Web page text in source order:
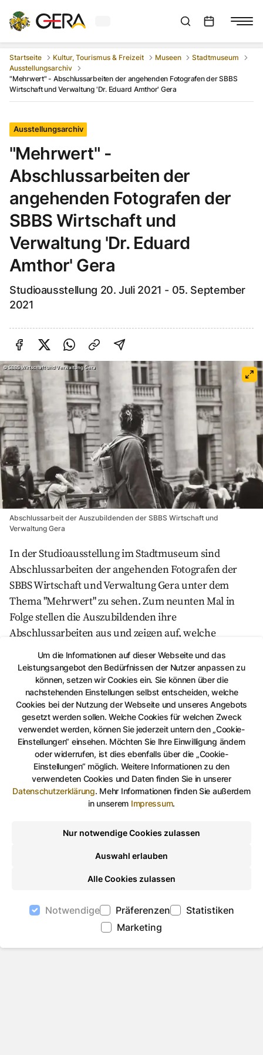
Um die Informationen auf dieser Webseite und das
Leistungsangebot den Bedürfnissen der Nutzer anpassen zu
können, setzen wir Cookies ein. Sie können über die
nachstehenden Einstellungen selbst entscheiden, welche
Cookies bei der Nutzung der Webseite und unseres Angebots
gesetzt werden sollen. Welche Cookies für welchen Zweck
verwendet werden, können Sie jederzeit untern den „Cookie-
Einstellungen“ einsehen. Möchten Sie Ihre Einwilligung ändern
oder widerrufen, ist dies ebenfalls über die „Cookie-
Einstellungen“ möglich. Weitere Informationen zu den
verwendeten Cookies und Daten finden Sie in unserer
Datenschutzerklärung. Mehr Informationen finden Sie außerdem
in unserem Impressum.
Nur notwendige Cookies zulassen
Auswahl erlauben
Alle Cookies zulassen
Notwendige Präferenzen
Statistiken
Marketing
Aktuelles Wetter in GeraSuchleiste anzeigen
Startseite Kultur, Tourismus & Freizeit Museen
Stadtmuseum
Ausstellungsarchiv
"Mehrwert" - Abschlussarbeiten der angehenden Fotografen der SBBS
Wirtschaft und Verwaltung 'Dr. Eduard Amthor' Gera
Ausstellungsarchiv
"Mehrwert" -
Abschlussarbeiten der
angehenden Fotografen der
SBBS Wirtschaft und
Verwaltung 'Dr. Eduard
Amthor' Gera
Studioausstellung 20. Juli 2021 - 05. September
2021
Auf Facebook teilen
Auf Twitter teilen
Per Link teilen
shareViaEmail
©SBBS Wirtschaft und Verwaltung Gera
Abschlussarbeit der Auszubildenden der SBBS Wirtschaft und
Verwaltung Gera
In der Studioausstellung im Stadtmuseum sind
Abschlussarbeiten der angehenden Fotografen der
SBBS Wirtschaft und Verwaltung Gera unter dem
Thema "Mehrwert" zu sehen. Zum neunten Mal in
Folge stellen die Auszubildenden ihre
Abschlussarbeiten aus und zeigen auf, welche
Fähigkeiten sie in ihrer dreijährigen Ausbildung
gelernt haben.
ZURÜCK
Auf Facebook teilen
Auf Twitter teilen
Per Link teilen